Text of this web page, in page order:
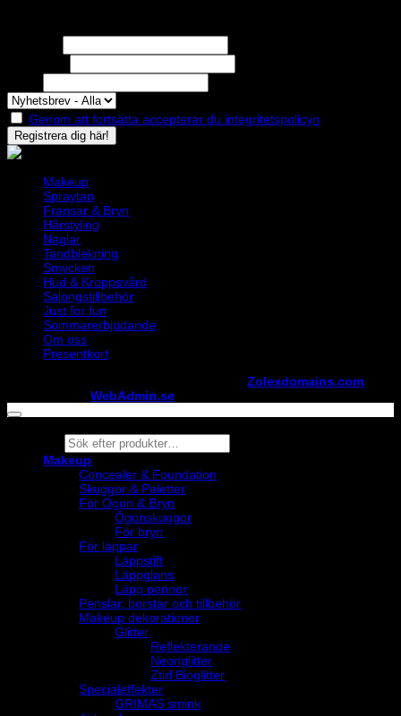
Genom att fortsätta accepterar du integritetspolicyn
Makeup
Spraytan
Fransar & Bryn
Hårstyling
Naglar
Tandblekning
Smycken
Hud & Kroppsvård
Salongstillbehör
Just for fun
Sommarerbjudande
Om oss
Presentkort
Zolexdomains.com
WebAdmin.se
Products
search
Makeup
Concealer & Foundation
Skuggor & Paletter
För Ögon & Bryn
Ögonskuggor
För bryn
För läppar
Läppstift
Läppglans
Läpp pennor
Penslar, borstar och tillbehör
Makeup dekorationer
Glitter
Reflekterande
Neonglitter
Ztirl Bioglitter
Specialeffekter
GRIMAS smink